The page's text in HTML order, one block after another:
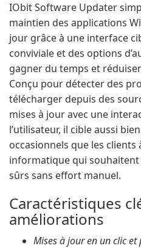
IObit Software Updater
maintien des applications
jour grâce à une interface
conviviale et des options
gagner du temps et
Conçu pour détecter des
télécharger depuis des
mises à jour avec une
l’utilisateur, il cible aussi
occasionnels que les clients
informatique qui
sûrs sans effort manuel.
Caractéristiques
améliorations
Mises à jour en un clic et